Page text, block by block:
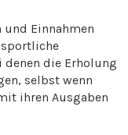
Einnahmen
sportliche
denen die Erholung
selbst wenn
ihren Ausgaben